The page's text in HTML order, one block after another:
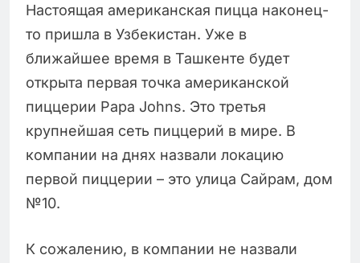
Настоящая американская пицца наконец-
то пришла в Узбекистан. Уже в
ближайшее время в Ташкенте будет
открыта первая точка американской
пиццерии Papa Johns. Это третья
крупнейшая сеть пиццерий в мире. В
компании на днях назвали локацию
первой пиццерии – это улица Сайрам, дом
№10.
К сожалению, в компании не назвали